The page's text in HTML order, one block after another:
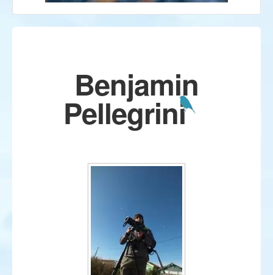
Benjamin
Pellegrini